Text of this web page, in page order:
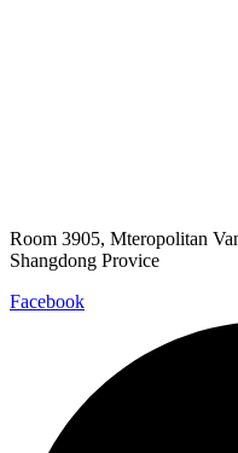
Room 3905, Mteropolitan
Shangdong Provice
Facebook